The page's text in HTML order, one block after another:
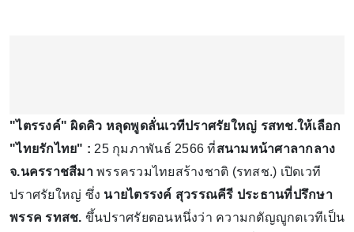
"ไตรรงค์" ผิดคิว หลุดพูดลั่นเวทีปราศรัยใหญ่ รสทช.ให้เลือก
"ไทยรักไทย" : 25 กุมภาพันธ์ 2566 ที่สนามหน้าศาลากลาง
จ.นครราชสีมาพรรครวมไทยสร้างชาติ (รทสช.) เปิดเวที
ปราศรัยใหญ่ ซึ่ง นายไตรรงค์ สุวรรณคีรี ประธานที่ปรึกษา
พรรค รทสช. ขึ้นปราศรัยตอนหนึ่งว่า ความกตัญญูกตเวทีเป็น